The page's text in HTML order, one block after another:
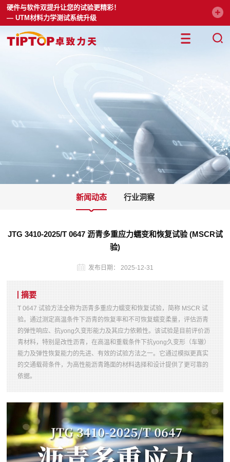
硬件与软件双提升让您的试验更精彩！
— UTM材料力学测试系统升级
新闻动态 行业洞察
JTG 3410-2025/T 0647 沥青多重应力蠕变和恢复试验 (MSCR试
验)
发布日期： 2025-12-31
摘要
T 0647 试验方法全称为沥青多重应力蠕变和恢复试验，简称 MSCR 试
验。通过测定高温条件下沥青的恢复率和不可恢复蠕变柔量，评估沥青
的弹性响应、抗yong久变形能力及其应力依赖性。该试验是目前评价沥
青材料，特别是改性沥青，在高温和重载条件下抗yong久变形（车辙）
能力及弹性恢复能力的先进、有效的试验方法之一。它通过模拟更真实
的交通载荷条件，为高性能沥青路面的材料选择和设计提供了更可靠的
依据。